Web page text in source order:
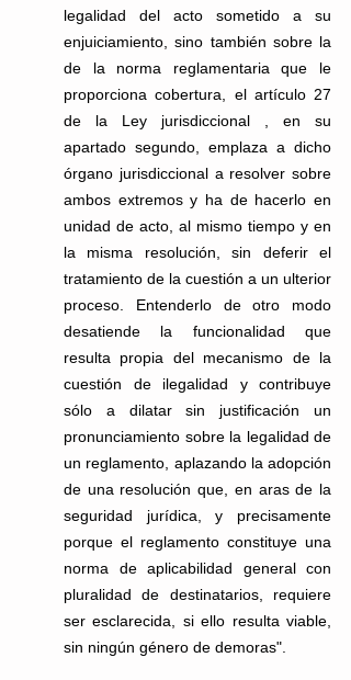
legalidad del acto sometido a su
enjuiciamiento, sino también sobre la
de la norma reglamentaria que le
proporciona cobertura, el artículo 27
de la Ley jurisdiccional , en su
apartado segundo, emplaza a dicho
órgano jurisdiccional a resolver sobre
ambos extremos y ha de hacerlo en
unidad de acto, al mismo tiempo y en
la misma resolución, sin deferir el
tratamiento de la cuestión a un ulterior
proceso. Entenderlo de otro modo
desatiende la funcionalidad que
resulta propia del mecanismo de la
cuestión de ilegalidad y contribuye
sólo a dilatar sin justificación un
pronunciamiento sobre la legalidad de
un reglamento, aplazando la adopción
de una resolución que, en aras de la
seguridad jurídica, y precisamente
porque el reglamento constituye una
norma de aplicabilidad general con
pluralidad de destinatarios, requiere
ser esclarecida, si ello resulta viable,
sin ningún género de demoras".